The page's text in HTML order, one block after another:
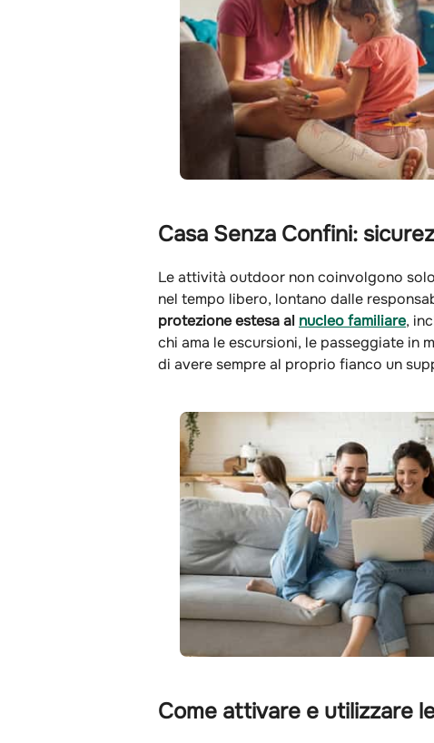
Casa Senza Confini:
Le attività outdoor non coinvolgono
nel tempo libero, lontano dalle
protezione estesa al nucleo familiare,
chi ama le escursioni, le passeggiate in
di avere sempre al proprio fianco un
Come attivare e utilizzare